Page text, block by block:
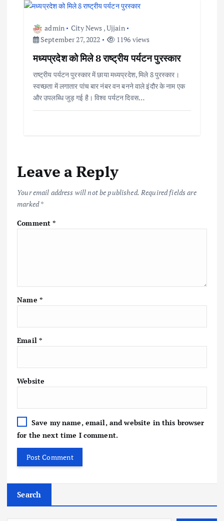
admin City News ,Ujjain
September 27, 2022
1196 views
मध्यप्रदेश को मिले 8 राष्ट्रीय पर्यटन पुरस्कार
राष्ट्रीय पर्यटन पुरस्कार में छाया मध्यप्रदेश, मिले 8 पुरस्कार।
स्वच्छता में लगातार पांच बार नंबर वन बनने वाले इंदौर के नाम एक
और उपलब्धि जुड़ गई है। विश्व पर्यटन दिवस…
Leave a Reply
Your email address will not be published. Required fields are
marked*
Comment*
Name *
Email *
Website
Save my name, email, and website in this browser
for the next time I comment.
Search